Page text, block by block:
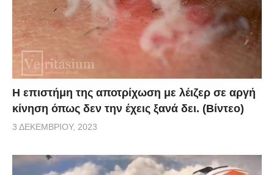
Η επιστήμη της αποτρίχωση με λέιζερ σε αργή
κίνηση όπως δεν την έχεις ξανά δει. (Βίντεο)
3 ΔΕΚΕΜΒΡΊΟΥ, 2023